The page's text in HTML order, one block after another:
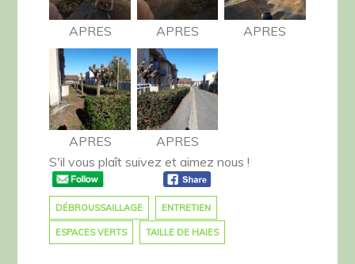
APRES APRES APRES
APRES
APRES
S'il vous plaît suivez et aimez nous !
DÉBROUSSAILLAGE ENTRETIEN
ESPACES VERTS TAILLE DE HAIES